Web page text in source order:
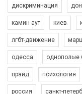
6/30/2017
Емоційний та
представляє
насильству проти
1.9K Просмотров •
дискриминация
камин-аут киев
лгбт-движение
одесса однополые
прайд психология
россия санкт-